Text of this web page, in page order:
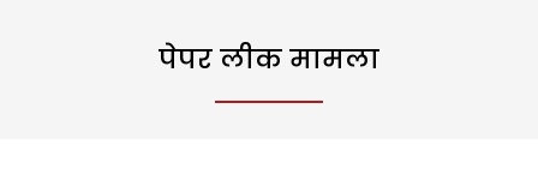
पेपर लीक मामला